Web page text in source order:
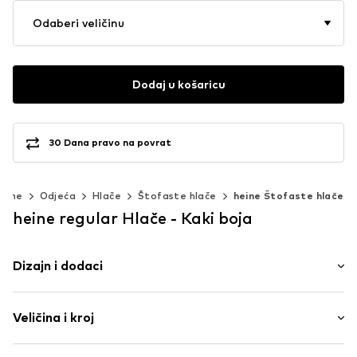
Odaberi veličinu
Dodaj u košaricu
30 Dana pravo na povrat
Odjeća Hlače Štofaste hlače heine Štofaste hlače
heine regular Hlače - Kaki boja
Dizajn i dodaci
Pamuk
Naborano
Veličina i kroj